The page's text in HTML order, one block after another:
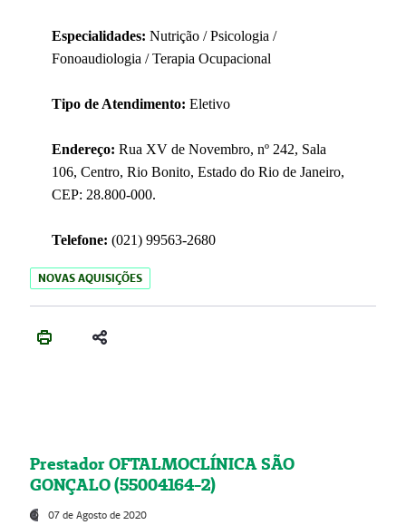
Especialidades: Nutrição / Psicologia /
Fonoaudiologia / Terapia Ocupacional
Tipo de Atendimento: Eletivo
Endereço: Rua XV de Novembro, nº 242, Sala
106, Centro, Rio Bonito, Estado do Rio de Janeiro,
CEP: 28.800-000.
Telefone: (021) 99563-2680
NOVAS AQUISIÇÕES
Prestador OFTALMOCLÍNICA SÃO
GONÇALO (55004164-2)
07 de Agosto de 2020